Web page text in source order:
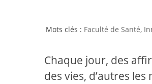
Faculté de Santé,
Chaque jour, des
des vies, d’autres